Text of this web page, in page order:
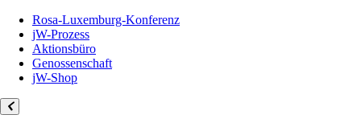
Rosa-Luxemburg-Konferenz
jW-Prozess
Aktionsbüro
Genossenschaft
jW-Shop